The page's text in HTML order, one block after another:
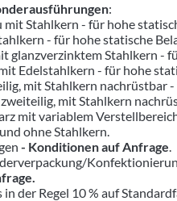
:
mit Stahlkern - für hohe
- für hohe statische
glanzverzinktem Stahlkern -
Edelstahlkern - für hohe
mit Stahlkern nachrüstbar
mit Stahlkern
mit variablem
ohne Stahlkern.
- Konditionen auf Anfrage.
in der Regel 10 % auf